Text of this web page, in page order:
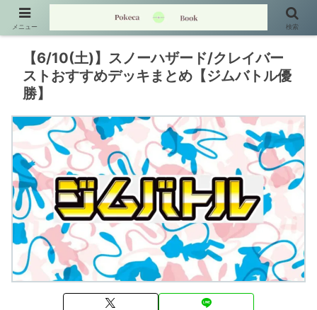
【6/10(土)】スノーハザード/クレイバー
ストおすすめデッキまとめ【ジムバトル優
勝】
メニュー 検索